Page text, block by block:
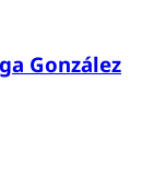
González